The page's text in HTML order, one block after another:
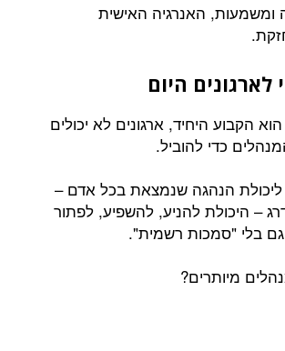
ומשמעות, האנרגיה האישית
היום
הקבוע היחיד, ארגונים לא יכולים
כדי להוביל.
ליכולת הנהגה שנמצאת בכל אדם –
– היכולת להניע, להשפיע, לפתור
גם בלי "סמכות רשמית".
מיותרים?